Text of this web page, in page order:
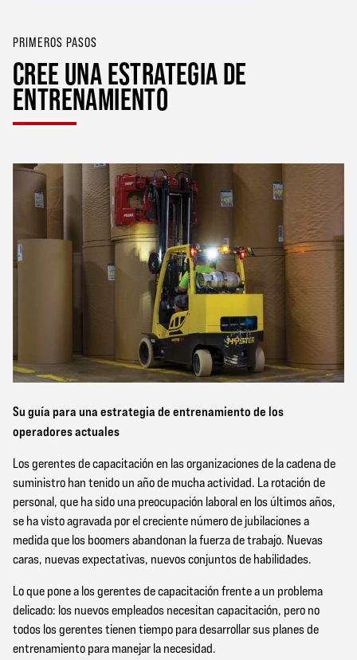
PRIMEROS PASOS
CREE UNA ESTRATEGIA DE
ENTRENAMIENTO
Su guía para una estrategia de entrenamiento de los
operadores actuales
Los gerentes de capacitación en las organizaciones de la cadena de
suministro han tenido un año de mucha actividad. La rotación de
personal, que ha sido una preocupación laboral en los últimos años,
se ha visto agravada por el creciente número de jubilaciones a
medida que los boomers abandonan la fuerza de trabajo. Nuevas
caras, nuevas expectativas, nuevos conjuntos de habilidades.
Lo que pone a los gerentes de capacitación frente a un problema
delicado: los nuevos empleados necesitan capacitación, pero no
todos los gerentes tienen tiempo para desarrollar sus planes de
entrenamiento para manejar la necesidad.